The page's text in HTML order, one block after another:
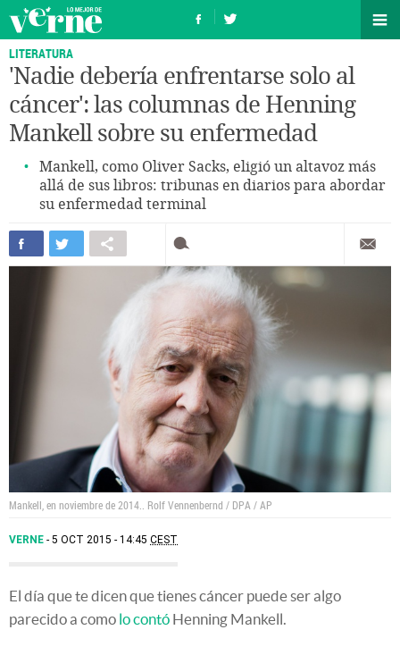
LITERATURA
'Nadie debería enfrentarse solo al
cáncer': las columnas de Henning
Mankell sobre su enfermedad
Mankell, como Oliver Sacks, eligió un altavoz más
allá de sus libros: tribunas en diarios para abordar
su enfermedad terminal
Mankell, en noviembre de 2014.. Rolf Vennenbernd / DPA / AP
VERNE 5 OCT 2015 - 14:45 CEST
El día que te dicen que tienes cáncer puede ser algo
parecido a como lo contó Henning Mankell.